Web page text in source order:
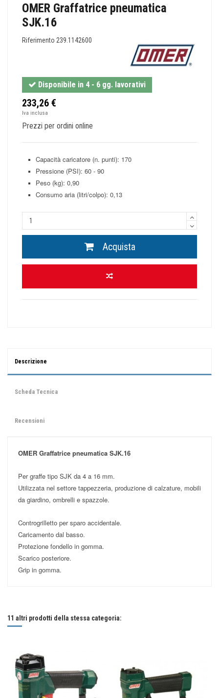
OMER Graffatrice pneumatica
SJK.16
Riferimento 239.1142600
Disponibile in 4 - 6 gg. lavorativi
233,26 €
Iva inclusa
Prezzi per ordini online
Capacità caricatore (n. punti): 170
Pressione (PSI): 60 - 90
Peso (kg): 0,90
Consumo aria (litri/colpo): 0,13
Acquista
Descrizione
Scheda Tecnica
Recensioni
OMER Graffatrice pneumatica SJK.16
Per graffe tipo SJK da 4 a 16 mm.
Utilizzata nel settore tappezzeria, produzione di calzature, mobili
da giardino, ombrelli e spazzole.
Controgrilletto per sparo accidentale.
Caricamento dal basso.
Protezione fondello in gomma.
Scarico posteriore.
Grip in gomma.
Consumo aria (litri/colpo): 0,13
11 altri prodotti della stessa categoria: